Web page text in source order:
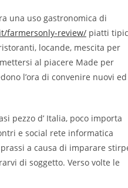
una uso gastronomica di
farmersonly-review/ piatti
locande, mescita per
al piacere Made per
l’ora di convenire nuovi ed
pezzo d’ Italia, poco importa
e social rete informatica
a causa di imparare
di soggetto. Verso volte le